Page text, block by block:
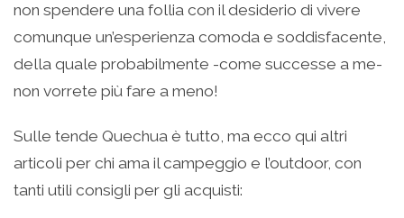
non spendere una follia con il desiderio di vivere
comunque un’esperienza comoda e soddisfacente,
della quale probabilmente -come successe a me-
non vorrete più fare a meno!
Sulle tende Quechua è tutto, ma ecco qui altri
articoli per chi ama il campeggio e l’outdoor, con
tanti utili consigli per gli acquisti: